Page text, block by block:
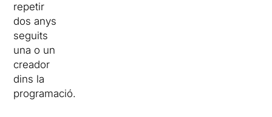
repetir
dos anys
seguits
una o un
creador
dins la
programació.